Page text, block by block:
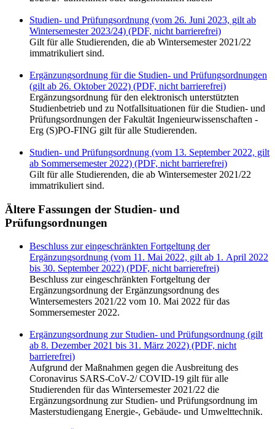
Studien- und Prüfungsordnung (vom 26. Juni 2023, gilt ab
Wintersemester 2023/24) (PDF, nicht barrierefrei)
Gilt für alle Studierenden, die ab Wintersemester 2021/22
immatrikuliert sind.
Ergänzungsordnung für die Studien- und Prüfungsordnungen
(gilt ab 26. Oktober 2022) (PDF, nicht barrierefrei)
Ergänzungsordnung für den elektronisch unterstützten
Studienbetrieb und zu Notfallsituationen für die Studien- und
Prüfungsordnungen der Fakultät Ingenieurwissenschaften -
Erg (S)PO-FING gilt für alle Studierenden.
Studien- und Prüfungsordnung (vom 13. September 2022, gilt
ab Sommersemester 2022) (PDF, nicht barrierefrei)
Gilt für alle Studierenden, die ab Wintersemester 2021/22
immatrikuliert sind.
Ältere Fassungen der Studien- und
Prüfungsordnungen
Beschluss zur eingeschränkten Fortgeltung der
Ergänzungsordnung (vom 11. Mai 2022, gilt ab 1. April 2022
bis 30. September 2022) (PDF, nicht barrierefrei)
Beschluss zur eingeschränkten Fortgeltung der
Ergänzungsordnung der Ergänzungsordnung des
Wintersemesters 2021/22 vom 10. Mai 2022 für das
Sommersemester 2022.
Ergänzungsordnung zur Studien- und Prüfungsordnung (gilt
ab 8. Dezember 2021 bis 31. März 2022) (PDF, nicht
barrierefrei)
Aufgrund der Maßnahmen gegen die Ausbreitung des
Coronavirus SARS-CoV-2/ COVID-19 gilt für alle
Studierenden für das Wintersemester 2021/22 die
Ergänzungsordnung zur Studien- und Prüfungsordnung im
Masterstudiengang Energie-, Gebäude- und Umwelttechnik.